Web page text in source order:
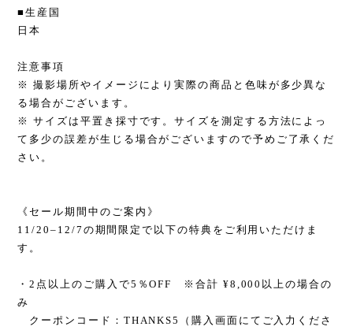
■生産国
日本
注意事項
※ 撮影場所やイメージにより実際の商品と色味が多少異な
る場合がございます。
※ サイズは平置き採寸です。サイズを測定する方法によっ
て多少の誤差が生じる場合がございますので予めご了承くだ
さい。
《セール期間中のご案内》
11/20–12/7の期間限定で以下の特典をご利用いただけま
す。
・2点以上のご購入で5％OFF ※合計 ¥8,000以上の場合の
み
クーポンコード：THANKS5（購入画面にてご入力くださ